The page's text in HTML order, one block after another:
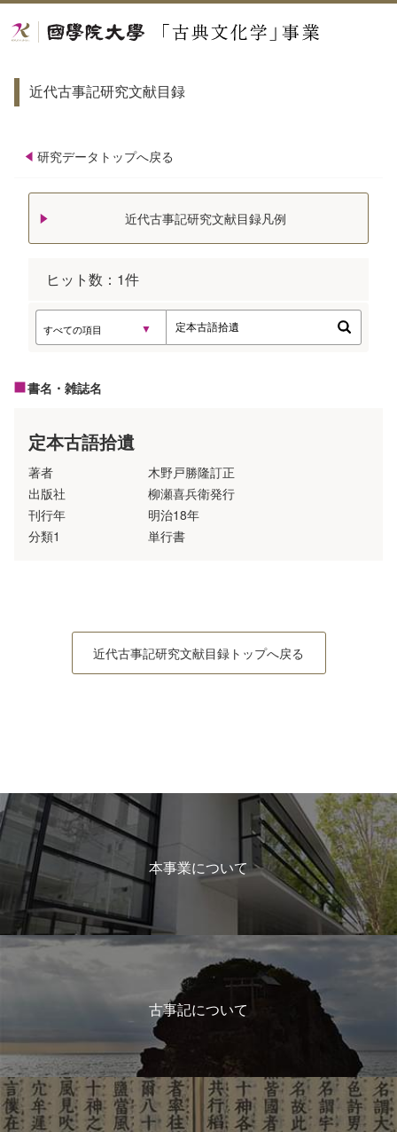
近代古事記研究文献目録
研究データトップへ戻る
近代古事記研究文献目録凡例
ヒット数： 1件
書名・雑誌名
定本古語拾遺
著者
木野戸勝隆訂正
出版社
柳瀬喜兵衛発行
刊行年
明治18年
分類1
単行書
近代古事記研究文献目録トップへ戻る
本事業について
古事記について